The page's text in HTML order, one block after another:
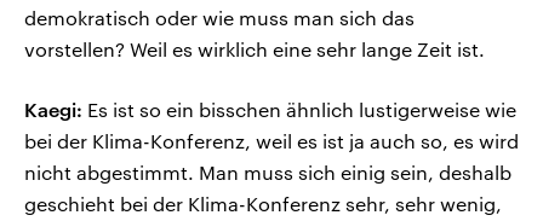
demokratisch oder wie muss man sich das
vorstellen? Weil es wirklich eine sehr lange Zeit ist.
Kaegi: Es ist so ein bisschen ähnlich lustigerweise wie
bei der Klima-Konferenz, weil es ist ja auch so, es wird
nicht abgestimmt. Man muss sich einig sein, deshalb
geschieht bei der Klima-Konferenz sehr, sehr wenig,